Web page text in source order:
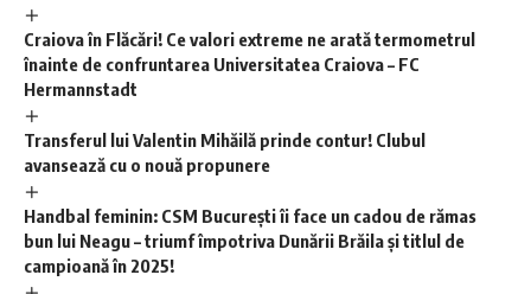
Craiova în Flăcări! Ce valori extreme ne arată termometrul
înainte de confruntarea Universitatea Craiova – FC
Hermannstadt
Transferul lui Valentin Mihăilă prinde contur! Clubul
avansează cu o nouă propunere
Handbal feminin: CSM București îi face un cadou de rămas
bun lui Neagu – triumf împotriva Dunării Brăila și titlul de
campioană în 2025!